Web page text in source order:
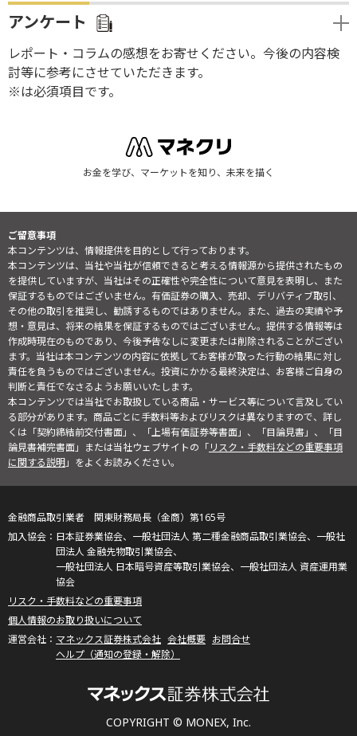
アンケート
レポート・コラムの感想をお寄せください。今後の内容検
討等に参考にさせていただきます。
※は必須項目です。
お金を学び、マーケットを知り、未来を描く
ご留意事項
本コンテンツは、情報提供を目的として行っております。
本コンテンツは、当社や当社が信頼できると考える情報源から提供されたもの
を提供していますが、当社はその正確性や完全性について意見を表明し、また
保証するものではございません。有価証券の購入、売却、デリバティブ取引、
その他の取引を推奨し、勧誘するものではありません。また、過去の実績や予
想・意見は、将来の結果を保証するものではございません。提供する情報等は
作成時現在のものであり、今後予告なしに変更または削除されることがござい
ます。当社は本コンテンツの内容に依拠してお客様が取った行動の結果に対し
責任を負うものではございません。投資にかかる最終決定は、お客様ご自身の
判断と責任でなさるようお願いいたします。
本コンテンツでは当社でお取扱している商品・サービス等について言及してい
る部分があります。商品ごとに手数料等およびリスクは異なりますので、詳し
くは「契約締結前交付書面」、「上場有価証券等書面」、「目論見書」、「目
論見書補完書面」または当社ウェブサイトの「リスク・手数料などの重要事項
に関する説明」をよくお読みください。
COPYRIGHT © MONEX, Inc.
金融商品取引業者 関東財務局長（金商）第165号
日本証券業協会、一般社団法人 第二種金融商品取引業協会、一般社
団法人 金融先物取引業協会、
一般社団法人 日本暗号資産等取引業協会、一般社団法人 資産運用業
協会
リスク・手数料などの重要事項
個人情報のお取り扱いについて
マネックス証券株式会社 会社概要 お問合せ
ヘルプ（通知の登録・解除）